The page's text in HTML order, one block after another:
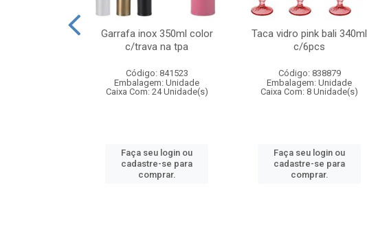
Garrafa inox 350ml color
c/trava na tpa
Código: 841523
Embalagem: Unidade
Caixa Com: 24 Unidade(s)
Faça seu login ou
cadastre-se para
comprar.
Taca vidro pink bali 340ml
c/6pcs
Código: 838879
Embalagem: Unidade
Caixa Com: 8 Unidade(s)
Faça seu login ou
cadastre-se para
comprar.